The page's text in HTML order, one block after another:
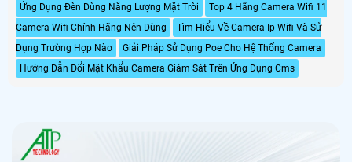
Ứng Dụng Đèn Dùng Năng Lượng Mặt Trời
Top 4 Hãng Camera Wifi 11
Camera Wifi Chính Hãng Nên Dùng
Tìm Hiểu Về Camera Ip Wifi Và Sử
Dụng Trường Hợp Nào
Giải Pháp Sử Dụng Poe Cho Hệ Thống Camera
Hướng Dẫn Đổi Mật Khẩu Camera Giám Sát Trên Ứng Dụng Cms